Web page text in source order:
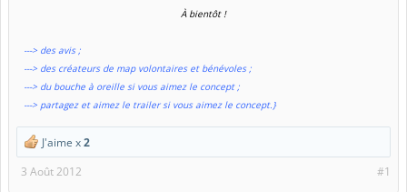
À bientôt !
---> des avis ;
---> des créateurs de map volontaires et bénévoles ;
---> du bouche à oreille si vous aimez le concept ;
---> partagez et aimez le trailer si vous aimez le concept.}
J'aime x2
#1
3 Août 2012